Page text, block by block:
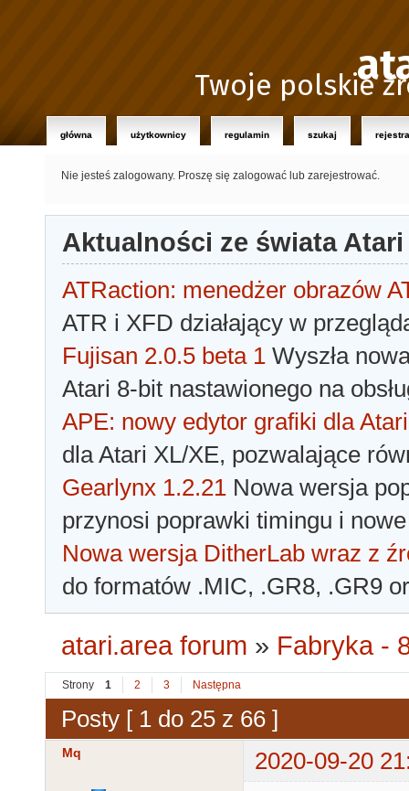
Twoje polskie
główna użytkownicy regulamin szukaj
Nie jesteś zalogowany. Proszę się zalogować lub zarejestrować.
Aktualności ze świata Atari
ATRaction: menedżer obrazów
ATR i XFD działający w
Fujisan 2.0.5 beta 1 Wyszła
Atari 8-bit nastawionego na
APE: nowy edytor grafiki dla Atari
dla Atari XL/XE, pozwalające
Gearlynx 1.2.21 Nowa wersja
przynosi poprawki timingu i
Nowa wersja DitherLab wraz z
do formatów .MIC, .GR8, .GR9
atari.area forum » Fabryka -
Strony 1 2 3 Następna
Posty [ 1 do 25 z 66 ]
Mq 2020-09-20